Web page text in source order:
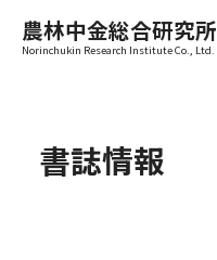
農林中金総合研究所
Norinchukin Research Institute Co., Ltd.
書誌情報